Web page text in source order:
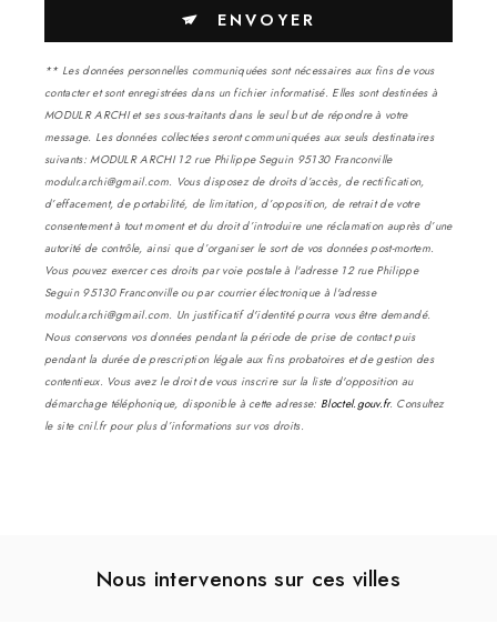
ENVOYER
** Les données personnelles communiquées sont nécessaires aux fins de vous
contacter et sont enregistrées dans un fichier informatisé. Elles sont destinées à
MODULR ARCHI et ses sous-traitants dans le seul but de répondre à votre
message. Les données collectées seront communiquées aux seuls destinataires
suivants: MODULR ARCHI 12 rue Philippe Seguin 95130 Franconville
modulr.archi@gmail.com. Vous disposez de droits d’accès, de rectification,
d’effacement, de portabilité, de limitation, d’opposition, de retrait de votre
consentement à tout moment et du droit d’introduire une réclamation auprès d’une
autorité de contrôle, ainsi que d’organiser le sort de vos données post-mortem.
Vous pouvez exercer ces droits par voie postale à l'adresse 12 rue Philippe
Seguin 95130 Franconville ou par courrier électronique à l'adresse
modulr.archi@gmail.com. Un justificatif d'identité pourra vous être demandé.
Nous conservons vos données pendant la période de prise de contact puis
pendant la durée de prescription légale aux fins probatoires et de gestion des
contentieux. Vous avez le droit de vous inscrire sur la liste d'opposition au
démarchage téléphonique, disponible à cette adresse: Bloctel.gouv.fr. Consultez
le site cnil.fr pour plus d’informations sur vos droits.
Nous intervenons sur ces villes